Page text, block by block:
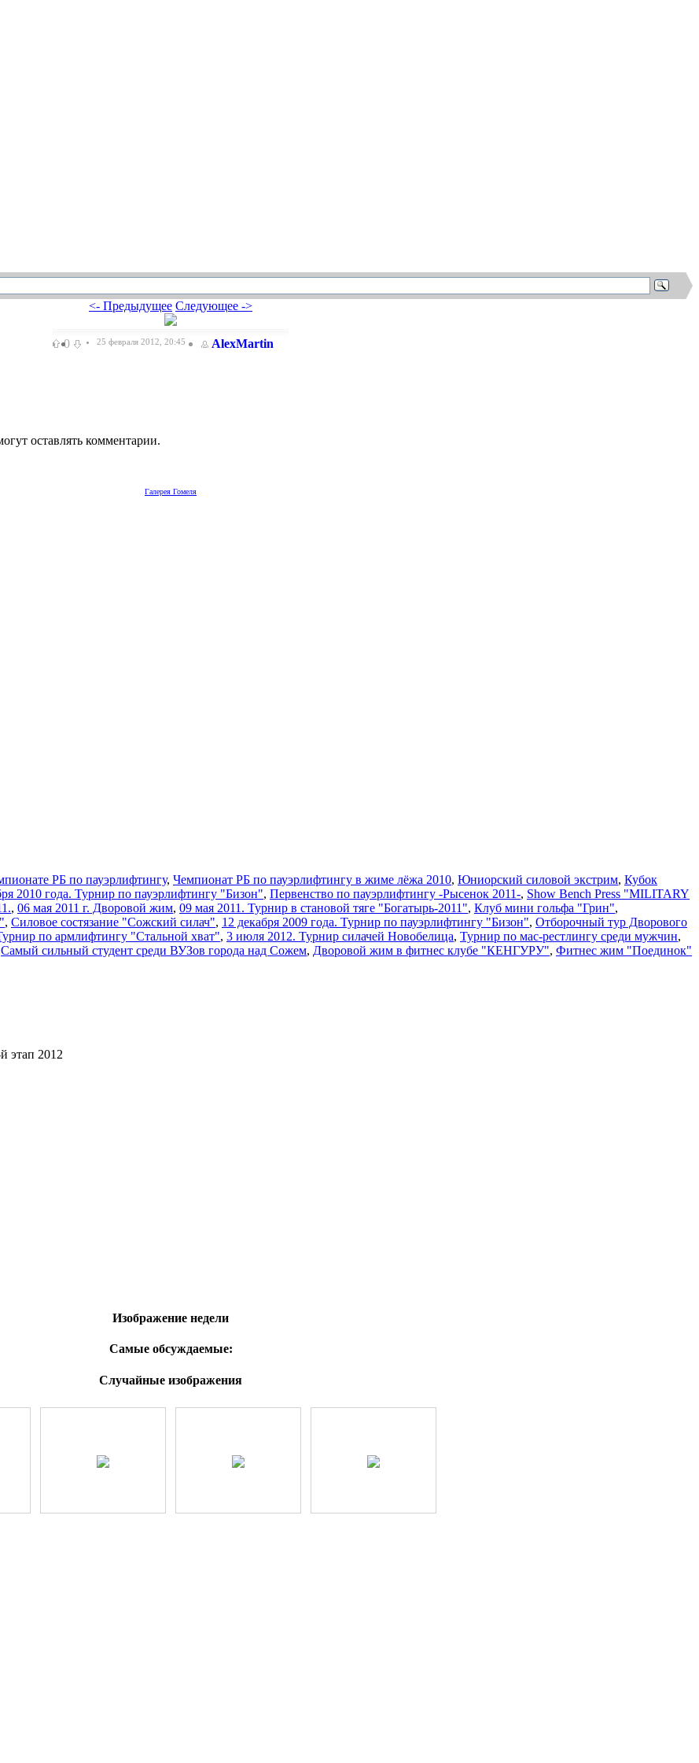
<- Предыдущее Следующее ->
0 25 февраля 2012, 20:45 AlexMartin
оставлять комментарии.
Галерея Гомеля
РБ по пауэрлифтингу, Чемпионат РБ по пауэрлифтингу в жиме лёжа 2010, Юниорский силовой экстрим, Кубок
2010 года. Турнир по пауэрлифтингу "Бизон", Первенство по пауэрлифтингу -Рысенок 2011-, Show Bench Press "MILITARY
, 06 мая 2011 г. Дворовой жим, 09 мая 2011. Турнир в становой тяге "Богатырь-2011", Клуб мини гольфа "Грин",
, Силовое состязание "Сожский силач", 12 декабря 2009 года. Турнир по пауэрлифтингу "Бизон", Отборочный тур Дворового
по армлифтингу "Стальной хват", 3 июля 2012. Турнир силачей Новобелица, Турнир по мас-рестлингу среди мужчин,
Самый сильный студент среди ВУЗов города над Сожем, Дворовой жим в фитнес клубе "КЕНГУРУ", Фитнес жим "Поединок"
этап 2012
Изображение недели
Самые обсуждаемые:
Случайные изображения